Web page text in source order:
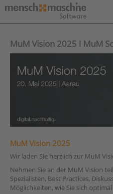
MuM Vision 2025 I MuM
MuM Vision 2025
Wir laden Sie herzlich zur MuM
Nehmen Sie an der MuM Vision
Spezialisten, Best Practices,
Möglichkeiten, wie Sie sich